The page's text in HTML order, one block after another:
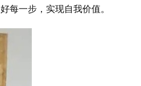
每一步，实现自我价值。